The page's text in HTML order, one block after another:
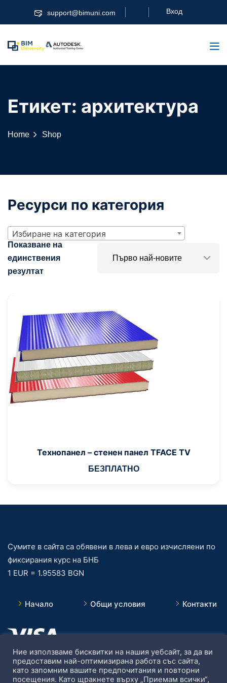
support@bimuni.com Вход
Етикет: архитектура
Home Shop
Ресурси по категория
Избиране на категория
Показване на
единствения
резултат
Технопанел – стенен панел TFACE TV
БЕЗПЛАТНО
Сумите в сайта са обявени в лева и евро изчисляени по
фиксирания курс на БНБ
1 EUR = 1.95583 BGN
Начало Общи условия Контакти
Ние използваме бисквитки на нашия уебсайт, за да ви
предоставим най-оптимизирана работа със сайта,
като запомним вашите предпочитания и повторни
посещения. Като щракнете върху „Приемам всички“,